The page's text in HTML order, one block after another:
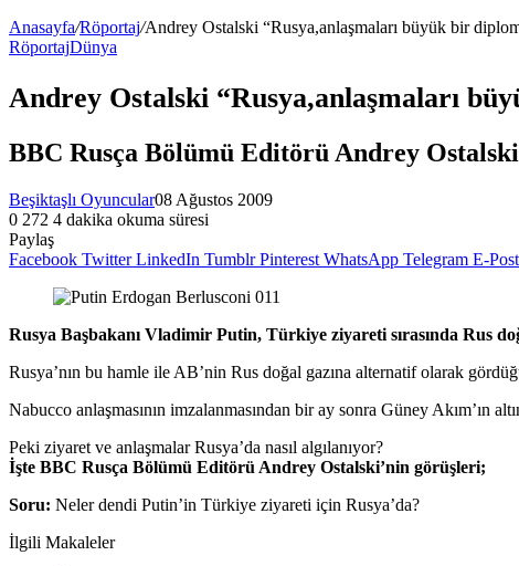
Anasayfa/Röportaj/Andrey Ostalski “Rusya,anlaşmaları büyük bir
RöportajDünya
Andrey Ostalski “Rusya,anlaşmaları
BBC Rusça Bölümü Editörü Andrey
Beşiktaşlı Oyuncular08 Ağustos 2009
0 272 4 dakika okuma süresi
Paylaş
Facebook Twitter LinkedIn Tumblr Pinterest WhatsApp Telegram E-
Rusya Başbakanı Vladimir Putin, Türkiye ziyareti sırasında Rus
Rusya’nın bu hamle ile AB’nin Rus doğal gazına alternatif olarak
Nabucco anlaşmasının imzalanmasından bir ay sonra Güney Akım’ın
Peki ziyaret ve anlaşmalar Rusya’da nasıl algılanıyor?
İşte BBC Rusça Bölümü Editörü Andrey Ostalski’nin görüşleri;
Soru: Neler dendi Putin’in Türkiye ziyareti için Rusya’da?
İlgili Makaleler